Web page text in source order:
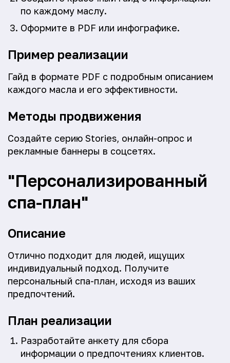
по каждому маслу.
Оформите в PDF или инфографике.
Пример реализации
Гайд в формате PDF с подробным описанием
каждого масла и его эффективности.
Методы продвижения
Создайте серию Stories, онлайн-опрос и
рекламные баннеры в соцсетях.
"Персонализированный
спа-план"
Описание
Отлично подходит для людей, ищущих
индивидуальный подход. Получите
персональный спа-план, исходя из ваших
предпочтений.
План реализации
Разработайте анкету для сбора
информации о предпочтениях клиентов.